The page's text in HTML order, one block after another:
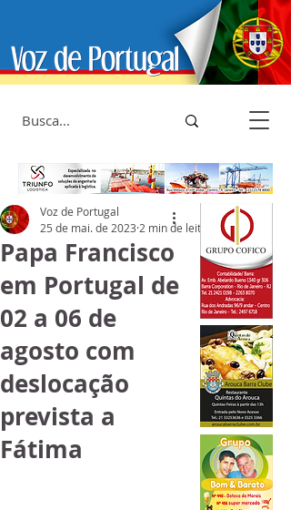
Papa Francisco
em Portugal de
02 a 06 de
agosto com
deslocação
prevista a
Fátima
Voz de Portugal
25 de mai. de 2023 2 min de leitura